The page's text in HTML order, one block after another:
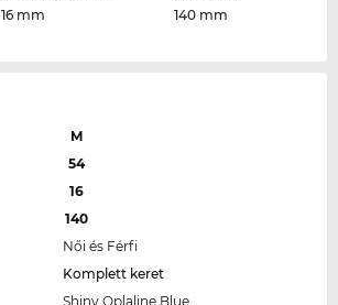
16 mm
140 mm
M
54
16
140
Női és Férfi
Komplett keret
Shiny Oplaline Blue